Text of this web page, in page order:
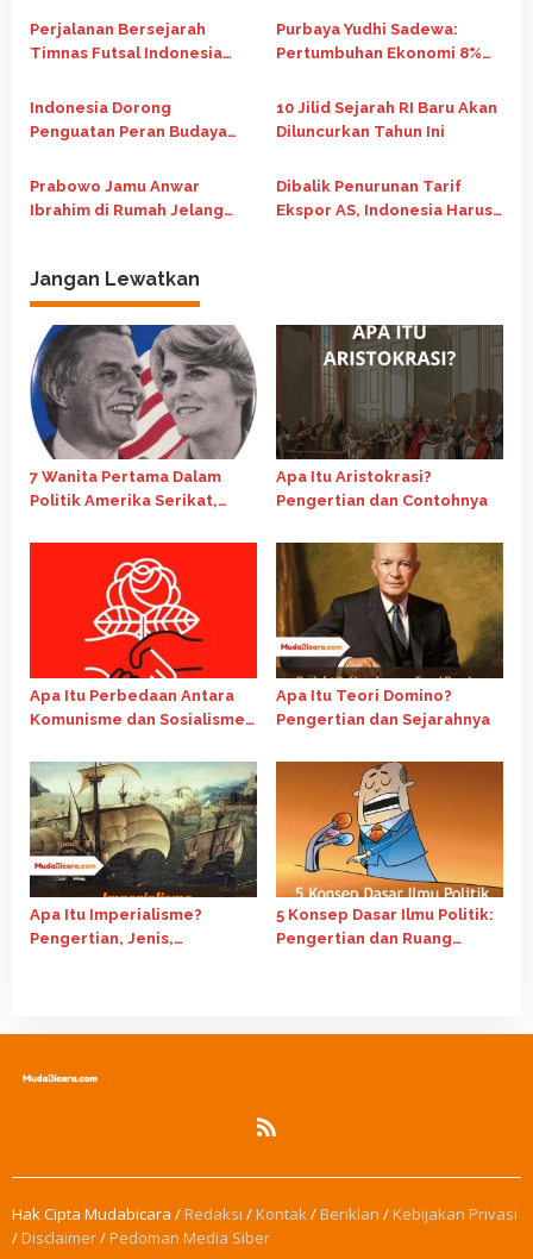
s
Perjalanan Bersejarah
Timnas Futsal Indonesia
Futsal 2026
Purbaya Yudhi Sadewa:
Pertumbuhan Ekonomi 8%
Kelas Jadi Negara Maju
Indonesia Dorong
Penguatan Peran Budaya
di Forum G20 Afrika Selatan
10 Jilid Sejarah RI Baru Akan
Diluncurkan Tahun Ini
Prabowo Jamu Anwar
Ibrahim di Rumah Jelang
Dibalik Penurunan Tarif
Ekspor AS, Indonesia Harus
Jangan Lewatkan
7 Wanita Pertama Dalam
Politik Amerika Serikat,
Satunya!
Apa Itu Aristokrasi?
Pengertian dan Contohnya
Apa Itu Perbedaan Antara
Komunisme dan Sosialisme?
Apa Itu Teori Domino?
Pengertian dan Sejarahnya
Apa Itu Imperialisme?
Pengertian, Jenis,
5 Konsep Dasar Ilmu Politik:
Pengertian dan Ruang
Hak Cipta Mudabicara /Redaksi /Kontak/Beriklan /Kebijakan Privasi
/Disclaimer/Pedoman Media Siber